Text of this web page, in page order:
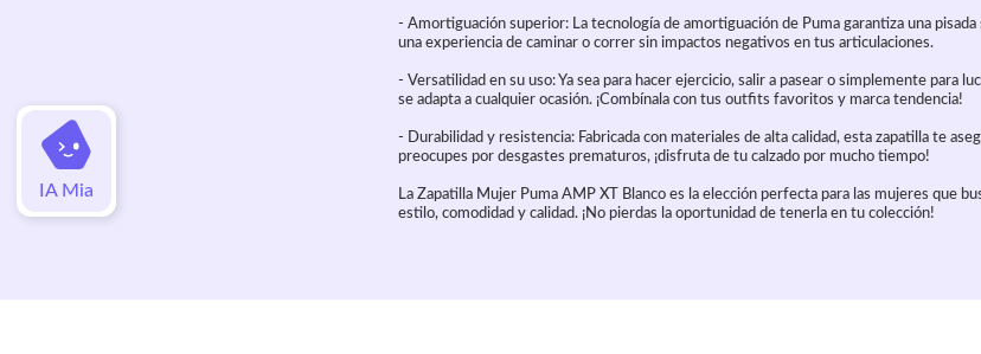
IA Mia
- Amortiguación superior: La tecnología de amortiguación de Puma garantiza una
una experiencia de caminar o correr sin impactos negativos en tus articulaciones.
- Versatilidad en su uso: Ya sea para hacer ejercicio, salir a pasear o simplemente para
se adapta a cualquier ocasión. ¡Combínala con tus outfits favoritos y marca tendencia!
- Durabilidad y resistencia: Fabricada con materiales de alta calidad, esta zapatilla te
preocupes por desgastes prematuros, ¡disfruta de tu calzado por mucho tiempo!
La Zapatilla Mujer Puma AMP XT Blanco es la elección perfecta para las mujeres que
estilo, comodidad y calidad. ¡No pierdas la oportunidad de tenerla en tu colección!